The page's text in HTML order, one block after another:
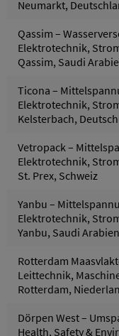
Neumarkt,
Qassim –
Elektrotechnik,
Qassim, Saudi
Ticona –
Elektrotechnik,
Kelsterbach,
Vetropack –
Elektrotechnik,
St. Prex, Schweiz
Yanbu –
Elektrotechnik,
Yanbu, Saudi Arabien
Rotterdam
Leittechnik,
Rotterdam,
Dörpen West –
Health, Safety &